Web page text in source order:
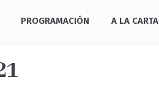
PROGRAMACIÓN A LA CARTA